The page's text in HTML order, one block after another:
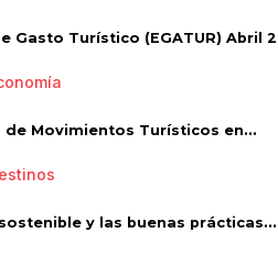
Gasto Turístico (EGATUR) Abril
de Movimientos Turísticos en...
y las buenas prácticas...